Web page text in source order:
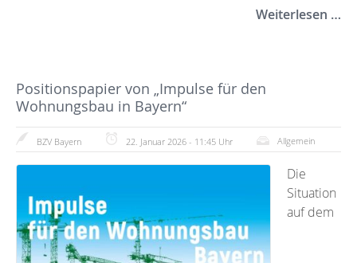
Weiterlesen …
Positionspapier von „Impulse für den
Wohnungsbau in Bayern“
BZV Bayern 22. Januar 2026 - 11:45 Uhr Allgemein
Die
Situation
auf dem